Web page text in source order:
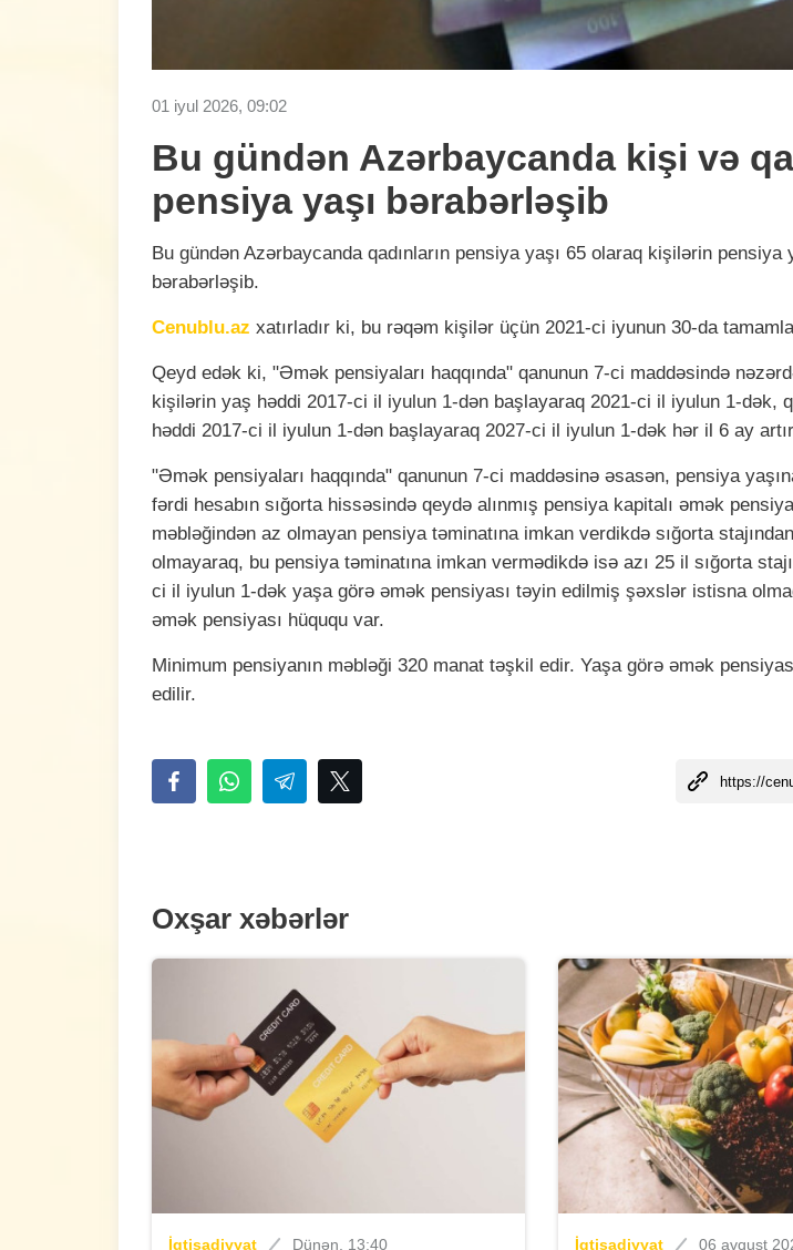
01 iyul 2026, 09:02
Bu gündən Azərbaycanda kişi və
pensiya yaşı bərabərləşib
Bu gündən Azərbaycanda qadınların pensiya yaşı 65 olaraq kişilərin pensiya
bərabərləşib.
Cenublu.az xatırladır ki, bu rəqəm kişilər üçün 2021-ci iyunun 30-da
Qeyd edək ki, "Əmək pensiyaları haqqında" qanunun 7-ci maddəsində
kişilərin yaş həddi 2017-ci il iyulun 1-dən başlayaraq 2021-ci il iyulun 1-dək,
həddi 2017-ci il iyulun 1-dən başlayaraq 2027-ci il iyulun 1-dək hər il 6 ay
"Əmək pensiyaları haqqında" qanunun 7-ci maddəsinə əsasən, pensiya
fərdi hesabın sığorta hissəsində qeydə alınmış pensiya kapitalı əmək
məbləğindən az olmayan pensiya təminatına imkan verdikdə sığorta stajından
olmayaraq, bu pensiya təminatına imkan vermədikdə isə azı 25 il sığorta
ci il iyulun 1-dək yaşa görə əmək pensiyası təyin edilmiş şəxslər istisna
əmək pensiyası hüququ var.
Minimum pensiyanın məbləği 320 manat təşkil edir. Yaşa görə əmək
edilir.
Oxşar xəbərlər
İqtisadiyyat Dünən, 13:40 İqtisadiyyat 06 avqust